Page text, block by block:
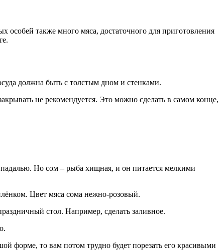
также много мяса, достаточного для приготовления
должна быть с толстым дном и стенками.
не рекомендуется. Это можно сделать в самом конце,
падалью. Но сом – рыба хищная, и он питается мелкими
Цвет мяса сома нежно-розовый.
стол. Например, сделать заливное.
форме, то вам потом трудно будет порезать его красивыми